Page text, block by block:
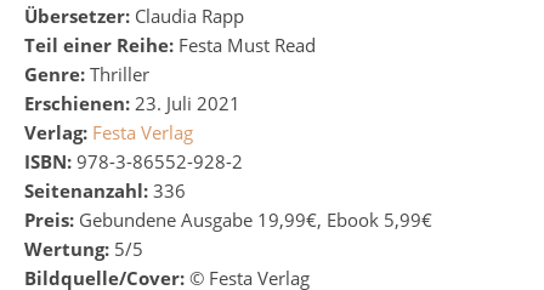
Übersetzer: Claudia Rapp
Teil einer Reihe: Festa Must Read
Genre: Thriller
Erschienen: 23. Juli 2021
Verlag: Festa Verlag
ISBN: 978-3-86552-928-2
Seitenanzahl: 336
Preis: Gebundene Ausgabe 19,99€, Ebook 5,99€
Wertung: 5/5
Bildquelle/Cover: © Festa Verlag